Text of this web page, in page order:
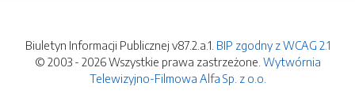
Biuletyn Informacji Publicznej v87.2.a.1. BIP zgodny z WCAG 2.1
© 2003 - 2026 Wszystkie prawa zastrzeżone. Wytwórnia
Telewizyjno-Filmowa Alfa Sp. z o.o.